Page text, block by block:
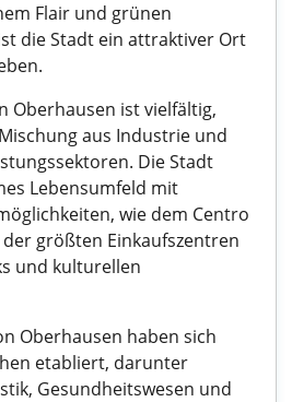
Flair und grünen
die Stadt ein attraktiver Ort
Oberhausen ist vielfältig,
aus Industrie und
Die Stadt
Lebensumfeld mit
wie dem Centro
größten Einkaufszentren
und kulturellen
Oberhausen haben sich
etabliert, darunter
Gesundheitswesen und